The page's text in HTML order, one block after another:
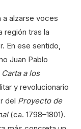
a alzarse voces
región tras la
En ese sentido,
Juan Pablo
Carta a los
y revolucionario
del Proyecto de
(ca. 1798–1801).